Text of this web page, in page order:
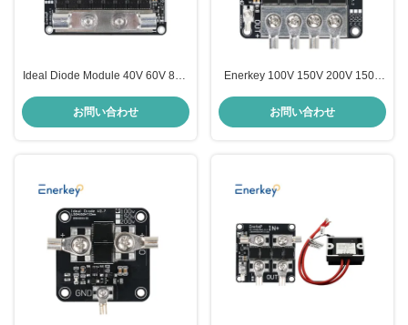
Ideal Diode Module 40V 60V 80V
photovoltaic Base Station Battery
Charger Prevent Anti-backflow
お問い合わせ
Enerkey 100V 150V 200V 150A
モジュールコントローラ フロント
エンド 反流保護
お問い合わせ